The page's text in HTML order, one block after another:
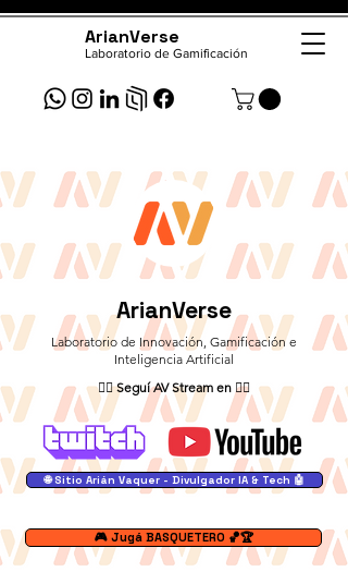
ArianVerse
Laboratorio de Gamificación
ArianVerse
Laboratorio de Innovación, Gamificación e
Inteligencia Artificial
👇🏻Seguí AV Stream en 👇🏻
🌐 Sitio Arián Vaquer - Divulgador IA & Tech 🤖
🎮 Jugá BASQUETERO 🏀🏆